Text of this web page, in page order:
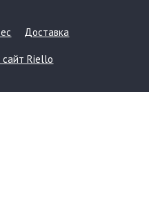
Доставка
Riello